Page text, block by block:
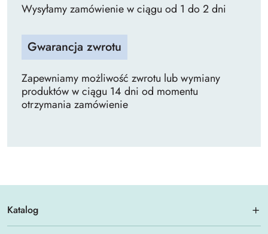
Wysyłamy zamówienie w ciągu od 1 do 2 dni
Gwarancja zwrotu
Zapewniamy możliwość zwrotu lub wymiany
produktów w ciągu 14 dni od momentu
otrzymania zamówienie
Katalog